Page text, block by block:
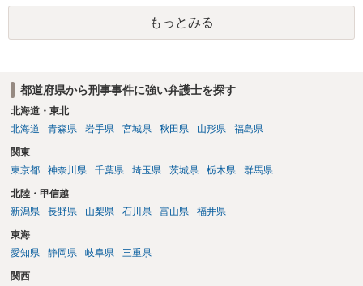
もっとみる
都道府県から刑事事件に強い弁護士を探す
北海道・東北
北海道
青森県 岩手県 宮城県 秋田県 山形県 福島県
関東
東京都
神奈川県 千葉県 埼玉県 茨城県 栃木県 群馬県
北陸・甲信越
新潟県
長野県 山梨県 石川県 富山県 福井県
東海
愛知県
静岡県 岐阜県 三重県
関西